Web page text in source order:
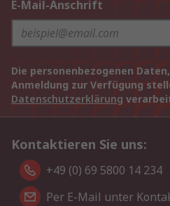
E-Mail-Anschrift
Die personenbezogenen
Anmeldung zur Verfügung
Datenschutzerklärung
Kontaktieren Sie uns:
+49 (0) 69 5800 14 234
Per E-Mail unter